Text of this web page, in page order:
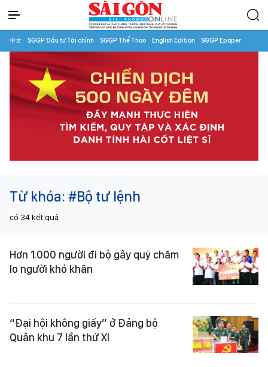
中文 SGGP Đầu tư Tài chính SGGP Thể Thao English Edition SGGP Epaper
Từ khóa: #Bộ tư lệnh
có 34 kết quả
Hơn 1.000 người đi bộ gây quỹ chăm
lo người khó khăn
“Đại hội không giấy” ở Đảng bộ
Quân khu 7 lần thứ XI